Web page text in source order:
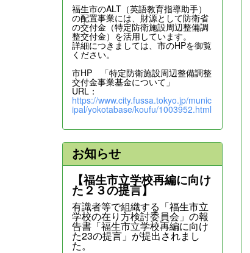
福生市のALT（英語教育指導助手）
の配置事業には、財源として防衛省
の交付金（特定防衛施設周辺整備調
整交付金）を活用しています。
詳細につきましては、市のHPを御覧
ください。
市HP 「特定防衛施設周辺整備調整
交付金事業基金について」
URL：
https://www.city.fussa.tokyo.jp/munic
ipal/yokotabase/koufu/1003952.html
お知らせ
【福生市立学校再編に向け
た２３の提言】
有識者等で組織する「福生市立
学校の在り方検討委員会」の報
告書「福生市立学校再編に向け
た23の提言」が提出されまし
た。